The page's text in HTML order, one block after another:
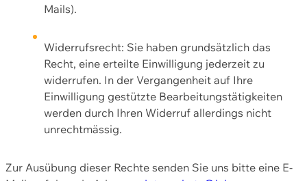
Mails).
Widerrufsrecht: Sie haben grundsätzlich das
Recht, eine erteilte Einwilligung jederzeit zu
widerrufen. In der Vergangenheit auf Ihre
Einwilligung gestützte Bearbeitungstätigkeiten
werden durch Ihren Widerruf allerdings nicht
unrechtmässig.
Zur Ausübung dieser Rechte senden Sie uns bitte eine E-